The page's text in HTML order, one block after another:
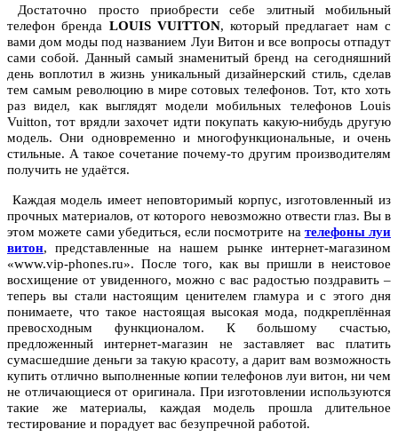
Достаточно просто приобрести себе элитный мобильный
телефон бренда LOUIS VUITTON, который предлагает нам с
вами дом моды под названием Луи Витон и все вопросы отпадут
сами собой. Данный самый знаменитый бренд на сегодняшний
день воплотил в жизнь уникальный дизайнерский стиль, сделав
тем самым революцию в мире сотовых телефонов. Тот, кто хоть
раз видел, как выглядят модели мобильных телефонов Louis
Vuitton, тот врядли захочет идти покупать какую-нибудь другую
модель. Они одновременно и многофункциональные, и очень
стильные. А такое сочетание почему-то другим производителям
получить не удаётся.
Каждая модель имеет неповторимый корпус, изготовленный из
прочных материалов, от которого невозможно отвести глаз. Вы в
этом можете сами убедиться, если посмотрите на телефоны луи
витон, представленные на нашем рынке интернет-магазином
«www.vip-phones.ru». После того, как вы пришли в неистовое
восхищение от увиденного, можно с вас радостью поздравить –
теперь вы стали настоящим ценителем гламура и с этого дня
понимаете, что такое настоящая высокая мода, подкреплённая
превосходным функционалом. К большому счастью,
предложенный интернет-магазин не заставляет вас платить
сумасшедшие деньги за такую красоту, а дарит вам возможность
купить отлично выполненные копии телефонов луи витон, ни чем
не отличающиеся от оригинала. При изготовлении используются
такие же материалы, каждая модель прошла длительное
тестирование и порадует вас безупречной работой.